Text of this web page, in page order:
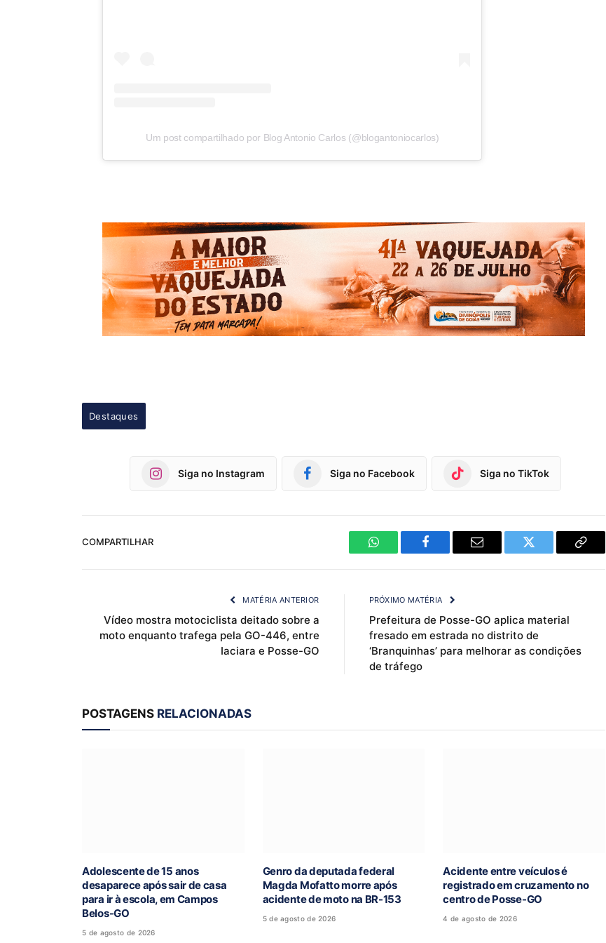
Um post compartilhado por Blog Antonio Carlos (@blogantoniocarlos)
Destaques
Siga no Instagram Siga no Facebook Siga no TikTok
COMPARTILHAR
WhatsAppFacebook Email Twitter
Copy
MATÉRIA ANTERIOR
Vídeo mostra motociclista deitado sobre a
moto enquanto trafega pela GO-446, entre
Iaciara e Posse-GO
PRÓXIMO MATÉRIA
Prefeitura de Posse-GO aplica material
fresado em estrada no distrito de
‘Branquinhas’ para melhorar as condições
de tráfego
POSTAGENS RELACIONADAS
Adolescente de 15 anos
desaparece após sair de casa
para ir à escola, em Campos
Belos-GO
5 de agosto de 2026
Genro da deputada federal
Magda Mofatto morre após
acidente de moto na BR-153
5 de agosto de 2026
Acidente entre veículos é
registrado em cruzamento no
centro de Posse-GO
4 de agosto de 2026